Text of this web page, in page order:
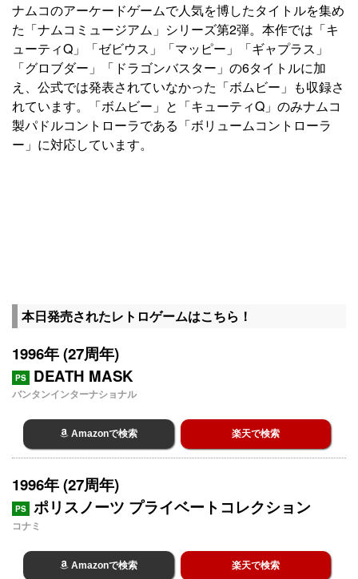
ナムコのアーケードゲームで人気を博したタイトルを集め
た「ナムコミュージアム」シリーズ第2弾。本作では「キ
ューティQ」「ゼビウス」「マッピー」「ギャプラス」
「グロブダー」「ドラゴンバスター」の6タイトルに加
え、公式では発表されていなかった「ボムビー」も収録さ
れています。「ボムビー」と「キューティQ」のみナムコ
製パドルコントローラである「ボリュームコントローラ
ー」に対応しています。
本日発売されたレトロゲームはこちら！
1996年 (27周年)
PS DEATH MASK
バンタンインターナショナル
Amazonで検索 楽天で検索
1996年 (27周年)
PS ポリスノーツ プライベートコレクション
コナミ
Amazonで検索 楽天で検索